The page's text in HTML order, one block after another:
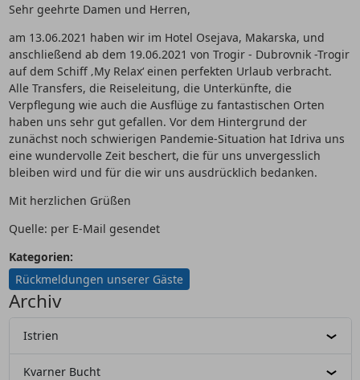
Sehr geehrte Damen und Herren,
am 13.06.2021 haben wir im Hotel Osejava, Makarska, und
anschließend ab dem 19.06.2021 von Trogir - Dubrovnik -Trogir
auf dem Schiff ‚My Relax‘ einen perfekten Urlaub verbracht.
Alle Transfers, die Reiseleitung, die Unterkünfte, die
Verpflegung wie auch die Ausflüge zu fantastischen Orten
haben uns sehr gut gefallen. Vor dem Hintergrund der
zunächst noch schwierigen Pandemie-Situation hat Idriva uns
eine wundervolle Zeit beschert, die für uns unvergesslich
bleiben wird und für die wir uns ausdrücklich bedanken.
Mit herzlichen Grüßen
Quelle: per E-Mail gesendet
Kategorien:
Rückmeldungen unserer Gäste
Archiv
Istrien
Kvarner Bucht